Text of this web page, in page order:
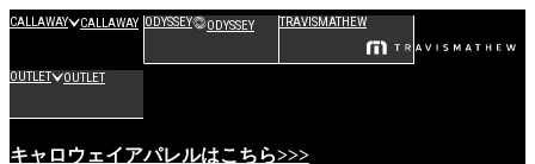
CALLAWAY CALLAWAY ODYSSEY ODYSSEY TRAVISMATHEW
OUTLET OUTLET
キャロウェイアパレルはこちら>>>